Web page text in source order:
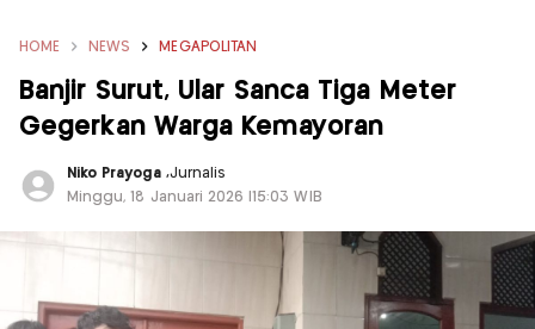
HOME NEWS MEGAPOLITAN
Banjir Surut, Ular Sanca Tiga Meter
Gegerkan Warga Kemayoran
Niko Prayoga ,Jurnalis
Minggu, 18 Januari 2026 |15:03 WIB